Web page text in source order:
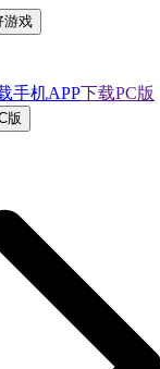
手机APP下载PC版
版